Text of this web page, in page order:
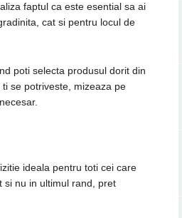
faptul ca este esential sa ai
cat si pentru locul de
poti selecta produsul dorit din
se potriveste, mizeaza pe
ideala pentru toti cei care
si nu in ultimul rand, pret